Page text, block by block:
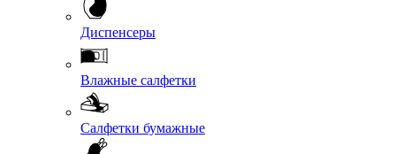
Диспенсеры
Влажные салфетки
Салфетки бумажные